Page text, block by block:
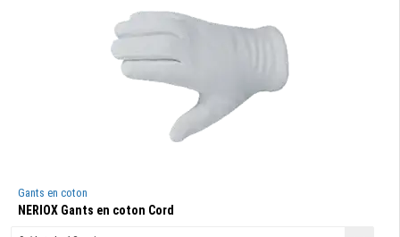
Gants en coton
NERIOX Gants en coton Cord